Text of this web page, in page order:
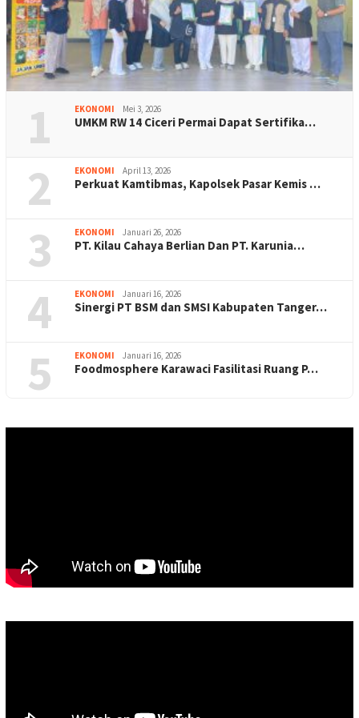
1 EKONOMI Mei 3, 2026
UMKM RW 14 Ciceri Permai Dapat Sertifika…
2 EKONOMI April 13, 2026
Perkuat Kamtibmas, Kapolsek Pasar Kemis …
3 EKONOMI Januari 26, 2026
PT. Kilau Cahaya Berlian Dan PT. Karunia…
4 EKONOMI Januari 16, 2026
Sinergi PT BSM dan SMSI Kabupaten Tanger…
5 EKONOMI Januari 16, 2026
Foodmosphere Karawaci Fasilitasi Ruang P…